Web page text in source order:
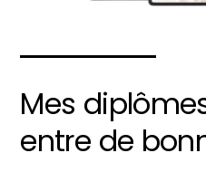
Mes
entre de